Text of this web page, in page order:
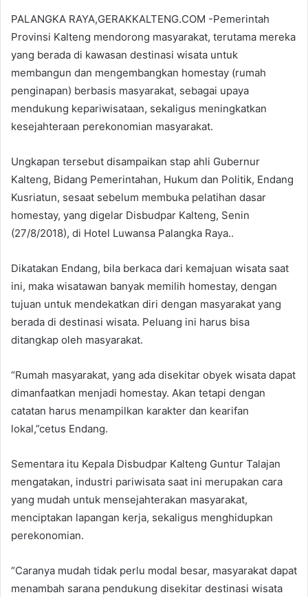
PALANGKA RAYA,GERAKKALTENG.COM -Pemerintah
Provinsi Kalteng mendorong masyarakat, terutama mereka
yang berada di kawasan destinasi wisata untuk
membangun dan mengembangkan homestay (rumah
penginapan) berbasis masyarakat, sebagai upaya
mendukung kepariwisataan, sekaligus meningkatkan
kesejahteraan perekonomian masyarakat.
Ungkapan tersebut disampaikan stap ahli Gubernur
Kalteng, Bidang Pemerintahan, Hukum dan Politik, Endang
Kusriatun, sesaat sebelum membuka pelatihan dasar
homestay, yang digelar Disbudpar Kalteng, Senin
(27/8/2018), di Hotel Luwansa Palangka Raya..
Dikatakan Endang, bila berkaca dari kemajuan wisata saat
ini, maka wisatawan banyak memilih homestay, dengan
tujuan untuk mendekatkan diri dengan masyarakat yang
berada di destinasi wisata. Peluang ini harus bisa
ditangkap oleh masyarakat.
“Rumah masyarakat, yang ada disekitar obyek wisata dapat
dimanfaatkan menjadi homestay. Akan tetapi dengan
catatan harus menampilkan karakter dan kearifan
lokal,”cetus Endang.
Sementara itu Kepala Disbudpar Kalteng Guntur Talajan
mengatakan, industri pariwisata saat ini merupakan cara
yang mudah untuk mensejahterakan masyarakat,
menciptakan lapangan kerja, sekaligus menghidupkan
perekonomian.
“Caranya mudah tidak perlu modal besar, masyarakat dapat
menambah sarana pendukung disekitar destinasi wisata